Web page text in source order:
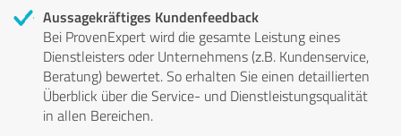
Aussagekräftiges Kundenfeedback
Bei ProvenExpert wird die gesamte Leistung eines
Dienstleisters oder Unternehmens (z.B. Kundenservice,
Beratung) bewertet. So erhalten Sie einen detaillierten
Überblick über die Service- und Dienstleistungsqualität
in allen Bereichen.